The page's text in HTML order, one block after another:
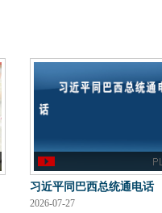
习近平同巴西总统通电话
2026-07-27